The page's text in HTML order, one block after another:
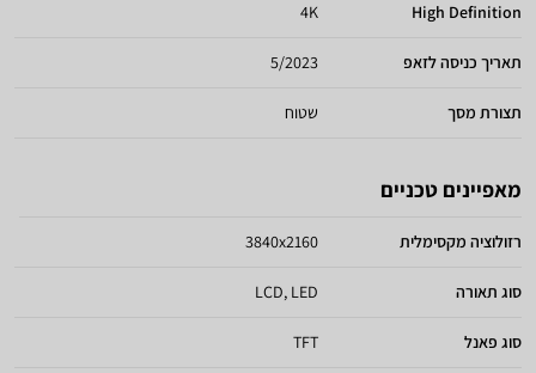
High Definition
4K
תאריך כניסה לזאפ 5/2023
תצורת מסך שטוח
מאפיינים טכניים
רזולוציה מקסימלית 3840x2160
סוג תאורה LCD, LED
סוג פאנל TFT